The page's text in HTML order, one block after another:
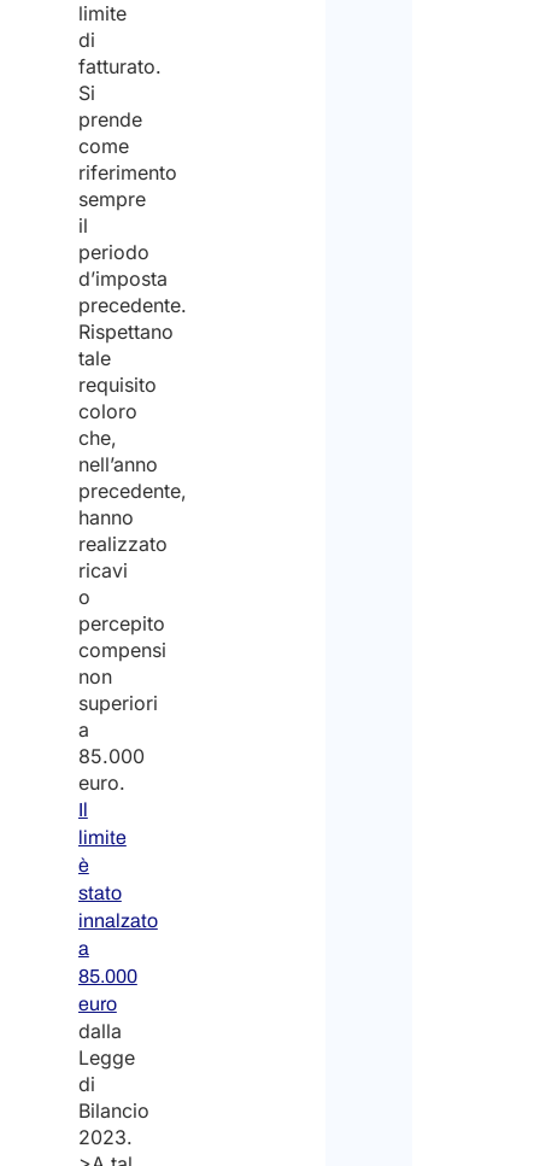
limite
di
fatturato.
Si
prende
come
riferimento
sempre
il
periodo
d’imposta
precedente.
Rispettano
tale
requisito
coloro
che,
nell’anno
precedente,
hanno
realizzato
ricavi
o
percepito
compensi
non
superiori
a
85.000
euro.
Il
limite
è
stato
innalzato
a
85.000
euro
dalla
Legge
di
Bilancio
2023.